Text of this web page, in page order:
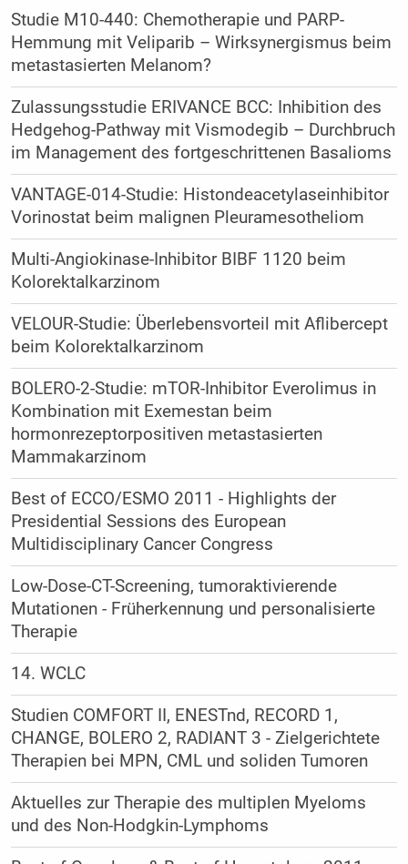
Studie M10-440: Chemotherapie und PARP-
Hemmung mit Veliparib – Wirksynergismus beim
metastasierten Melanom?
Zulassungsstudie ERIVANCE BCC: Inhibition des
Hedgehog-Pathway mit Vismodegib – Durchbruch
im Management des fortgeschrittenen Basalioms
VANTAGE-014-Studie: Histondeacetylaseinhibitor
Vorinostat beim malignen Pleuramesotheliom
Multi-Angiokinase-Inhibitor BIBF 1120 beim
Kolorektalkarzinom
VELOUR-Studie: Überlebensvorteil mit Aflibercept
beim Kolorektalkarzinom
BOLERO-2-Studie: mTOR-Inhibitor Everolimus in
Kombination mit Exemestan beim
hormonrezeptorpositiven metastasierten
Mammakarzinom
Best of ECCO/ESMO 2011 - Highlights der
Presidential Sessions des European
Multidisciplinary Cancer Congress
Low-Dose-CT-Screening, tumoraktivierende
Mutationen - Früherkennung und personalisierte
Therapie
14. WCLC
Studien COMFORT II, ENESTnd, RECORD 1,
CHANGE, BOLERO 2, RADIANT 3 - Zielgerichtete
Therapien bei MPN, CML und soliden Tumoren
Aktuelles zur Therapie des multiplen Myeloms
und des Non-Hodgkin-Lymphoms